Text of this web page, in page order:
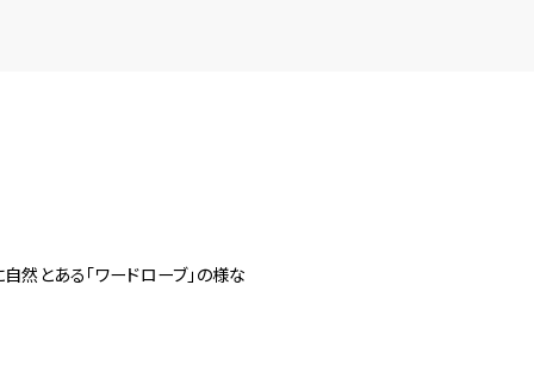
然とある「ワードローブ」の様な